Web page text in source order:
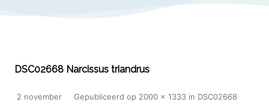
DSC02668 Narcissus triandrus
Gepubliceerd
2 november
op 2000 × 1333 in DSC02668